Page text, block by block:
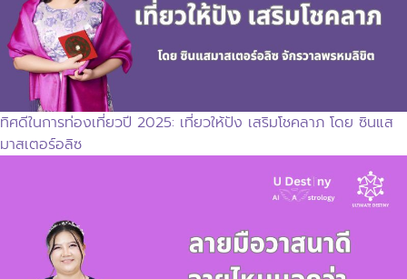
ทิศดีในการท่องเที่ยวปี 2025: เที่ยวให้ปัง เสริมโชคลาภ โดย ซินแส
มาสเตอร์อลิซ